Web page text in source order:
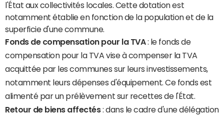
l'État aux collectivités locales. Cette dotation est
notamment établie en fonction de la population et de la
superficie d'une commune.
Fonds de compensation pour la TVA: le fonds de
compensation pour la TVA vise à compenser la TVA
acquittée par les communes sur leurs investissements,
notamment leurs dépenses d'équipement. Ce fonds est
alimenté par un prélèvement sur recettes de l'État.
Retour de biens affectés: dans le cadre d'une délégation